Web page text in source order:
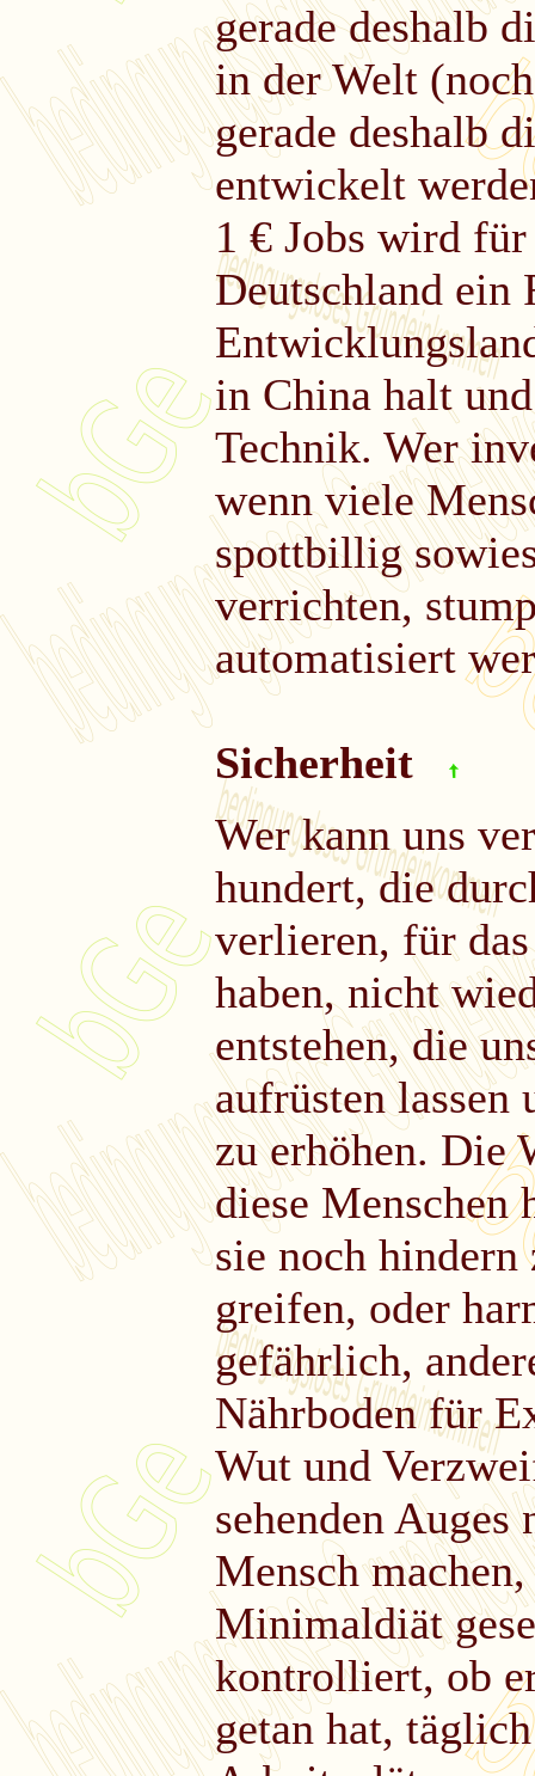
gerade deshalb
in der Welt
gerade deshalb
entwickelt
1 € Jobs wird
Deutschland
in China halt
Technik. Wer
wenn viele
spottbillig
verrichten,
automatisiert
Sicherheit
Wer kann uns
hundert, die
verlieren, für
haben, nicht
entstehen, die
aufrüsten
zu erhöhen. Die
diese Menschen
sie noch
greifen, oder
gefährlich,
Nährboden für
Wut und
sehenden
Mensch
Minimaldiät
kontrolliert, ob
getan hat,